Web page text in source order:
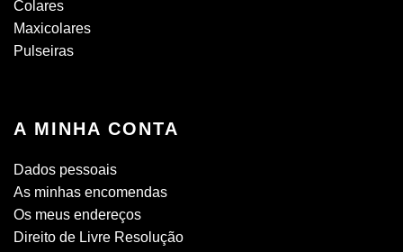
Colares
Maxicolares
Pulseiras
A MINHA CONTA
Dados pessoais
As minhas encomendas
Os meus endereços
Direito de Livre Resolução